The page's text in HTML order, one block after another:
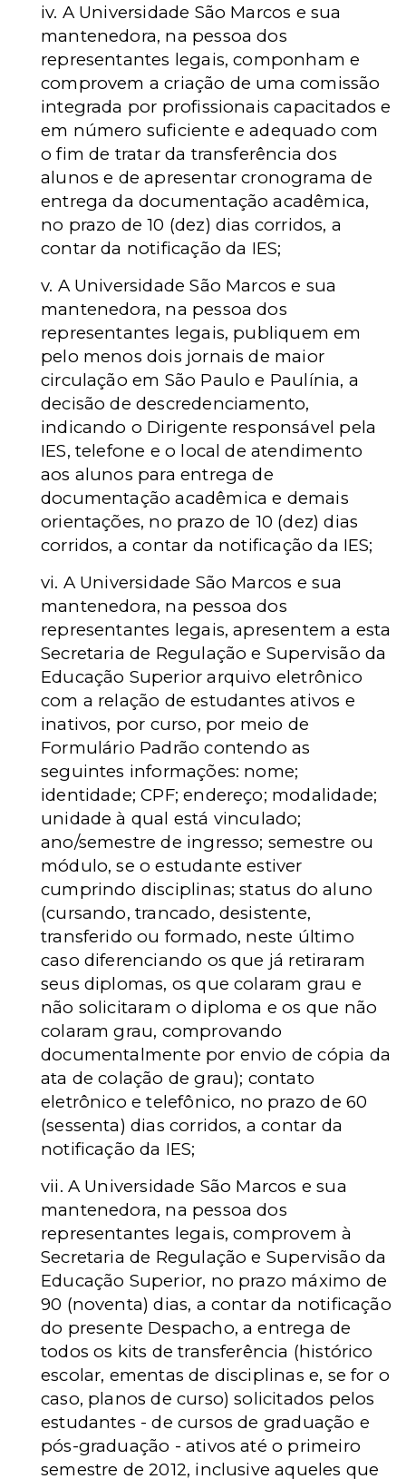
iv. A Universidade São Marcos e sua
mantenedora, na pessoa dos
representantes legais, componham e
comprovem a criação de uma comissão
integrada por profissionais capacitados e
em número suficiente e adequado com
o fim de tratar da transferência dos
alunos e de apresentar cronograma de
entrega da documentação acadêmica,
no prazo de 10 (dez) dias corridos, a
contar da notificação da IES;
v. A Universidade São Marcos e sua
mantenedora, na pessoa dos
representantes legais, publiquem em
pelo menos dois jornais de maior
circulação em São Paulo e Paulínia, a
decisão de descredenciamento,
indicando o Dirigente responsável pela
IES, telefone e o local de atendimento
aos alunos para entrega de
documentação acadêmica e demais
orientações, no prazo de 10 (dez) dias
corridos, a contar da notificação da IES;
vi. A Universidade São Marcos e sua
mantenedora, na pessoa dos
representantes legais, apresentem a esta
Secretaria de Regulação e Supervisão da
Educação Superior arquivo eletrônico
com a relação de estudantes ativos e
inativos, por curso, por meio de
Formulário Padrão contendo as
seguintes informações: nome;
identidade; CPF; endereço; modalidade;
unidade à qual está vinculado;
ano/semestre de ingresso; semestre ou
módulo, se o estudante estiver
cumprindo disciplinas; status do aluno
(cursando, trancado, desistente,
transferido ou formado, neste último
caso diferenciando os que já retiraram
seus diplomas, os que colaram grau e
não solicitaram o diploma e os que não
colaram grau, comprovando
documentalmente por envio de cópia da
ata de colação de grau); contato
eletrônico e telefônico, no prazo de 60
(sessenta) dias corridos, a contar da
notificação da IES;
vii. A Universidade São Marcos e sua
mantenedora, na pessoa dos
representantes legais, comprovem à
Secretaria de Regulação e Supervisão da
Educação Superior, no prazo máximo de
90 (noventa) dias, a contar da notificação
do presente Despacho, a entrega de
todos os kits de transferência (histórico
escolar, ementas de disciplinas e, se for o
caso, planos de curso) solicitados pelos
estudantes - de cursos de graduação e
pós-graduação - ativos até o primeiro
semestre de 2012, inclusive aqueles que